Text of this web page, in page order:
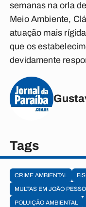
semanas na orla
Meio Ambiente,
atuação mais
que os
devidamente
Tags
CRIME AMBIENTAL
MULTAS EM JOÃO
POLUIÇÃO AMBIENTAL